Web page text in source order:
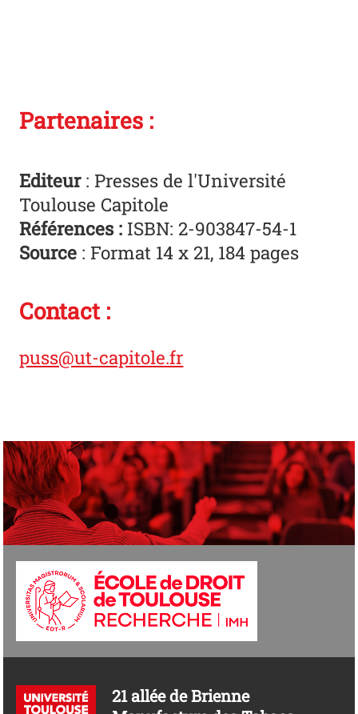
Partenaires :
Editeur: Presses de l'Université
Toulouse Capitole
Références : ISBN: 2-903847-54-1
Source : Format 14 x 21, 184 pages
Contact :
puss@ut-capitole.fr
21 allée de Brienne